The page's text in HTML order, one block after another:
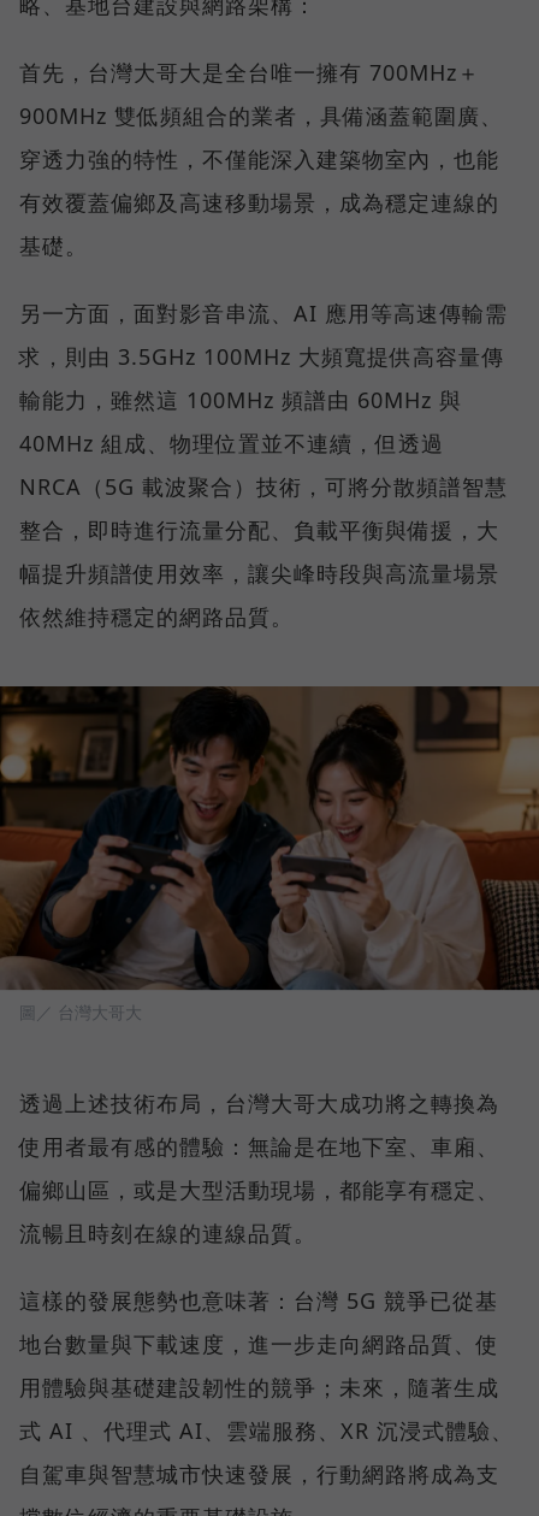
首先，台灣大哥大是全台唯一擁有 700MHz＋
900MHz 雙低頻組合的業者，具備涵蓋範圍廣、
穿透力強的特性，不僅能深入建築物室內，也能
有效覆蓋偏鄉及高速移動場景，成為穩定連線的
基礎。
另一方面，面對影音串流、AI 應用等高速傳輸需
求，則由 3.5GHz 100MHz 大頻寬提供高容量傳
輸能力，雖然這 100MHz 頻譜由 60MHz 與
40MHz 組成、物理位置並不連續，但透過
NRCA（5G 載波聚合）技術，可將分散頻譜智慧
整合，即時進行流量分配、負載平衡與備援，大
幅提升頻譜使用效率，讓尖峰時段與高流量場景
依然維持穩定的網路品質。
圖／ 台灣大哥大
透過上述技術布局，台灣大哥大成功將之轉換為
使用者最有感的體驗：無論是在地下室、車廂、
偏鄉山區，或是大型活動現場，都能享有穩定、
流暢且時刻在線的連線品質。
這樣的發展態勢也意味著：台灣 5G 競爭已從基
地台數量與下載速度，進一步走向網路品質、使
用體驗與基礎建設韌性的競爭；未來，隨著生成
式 AI 、代理式 AI、雲端服務、XR 沉浸式體驗、
自駕車與智慧城市快速發展，行動網路將成為支